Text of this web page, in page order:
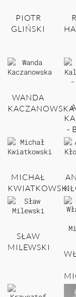
PIOTR
GLIŃSKI
WANDA
KACZANOWSKA
-
MICHAŁ
KWIATKOWSKI
SŁAW
MILEWSKI